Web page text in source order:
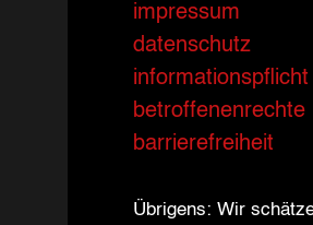
impressum
datenschutz
informationspflicht
betroffenenrechte
barrierefreiheit
Übrigens: Wir